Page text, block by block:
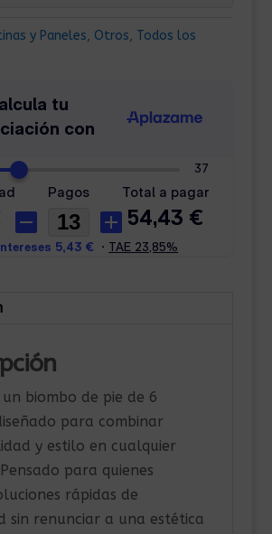
y Paneles, Otros, Todos los
un biombo de pie de 6
para combinar
y estilo en cualquier
para quienes
rápidas de
sin renunciar a una estética